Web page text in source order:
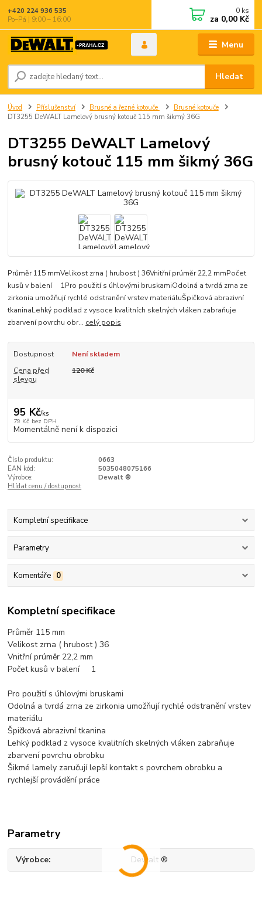
Menu
Hledat
+420 224 936 535
Po–Pá | 9:00 – 16:00
0 ks
za 0,00 Kč
Úvod Příslušenství Brusné a řezné kotouče
Brusné kotouče
DT3255 DeWALT Lamelový brusný kotouč 115 mm šikmý 36G
DT3255 DeWALT Lamelový
brusný kotouč 115 mm šikmý 36G
Průměr 115 mmVelikost zrna ( hrubost ) 36Vnitřní prúměr 22,2 mmPočet
kusů v balení 1Pro použití s úhlovými bruskamiOdolná a tvrdá zrna ze
zirkonia umožňují rychlé odstranění vrstev materiáluŠpičková abrazivní
tkaninaLehký podklad z vysoce kvalitních skelných vláken zabraňuje
zbarvení povrchu obr... celý popis
Dostupnost
Není skladem
Cena před
slevou
120 Kč
95 Kč/ks
79 Kč bez DPH
Momentálně není k dispozici
Číslo produktu:
0663
EAN kód:
5035048075166
Výrobce:
Dewalt ®
Hlídat cenu / dostupnost
Kompletní specifikace
Parametry
Komentáře 0
Kompletní specifikace
Průměr 115 mm
Velikost zrna ( hrubost ) 36
Vnitřní prúměr 22,2 mm
Počet kusů v balení 1
Pro použití s úhlovými bruskami
Odolná a tvrdá zrna ze zirkonia umožňují rychlé odstranění vrstev
materiálu
Špičková abrazivní tkanina
Lehký podklad z vysoce kvalitních skelných vláken zabraňuje
zbarvení povrchu obrobku
Šikmé lamely zaručují lepší kontakt s povrchem obrobku a
rychlejší provádění práce
Parametry
Výrobce Dewalt ®